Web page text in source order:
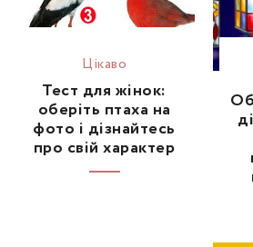
Цікаво
Тест для жінок:
оберіть птаха на
фото і дізнайтесь
про свій характер